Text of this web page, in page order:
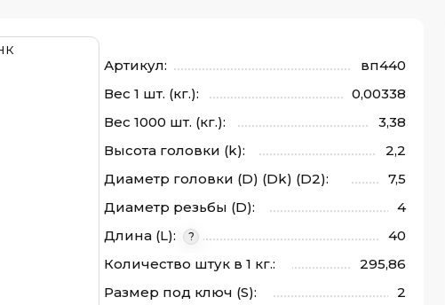
Артикул:
вп440
Вес 1 шт. (кг.):
0,00338
Вес 1000 шт. (кг.):
3,38
Высота головки (k):
2,2
Диаметр головки (D) (Dk) (D2):
7,5
Диаметр резьбы (D):
4
Длина (L):
?
40
Количество штук в 1 кг.:
295,86
Размер под ключ (S):
2